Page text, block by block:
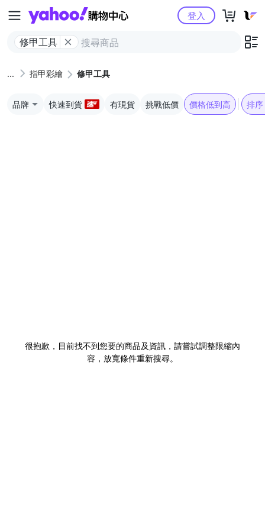
Yahoo購物中心
修甲工具
登入
指甲彩繪 修甲工具
品牌 快速到貨 有現貨 挑戰低價 價格低到高 排序
很抱歉，目前找不到您要的商品及資訊，請嘗試調整限縮內
容，放寬條件重新搜尋。